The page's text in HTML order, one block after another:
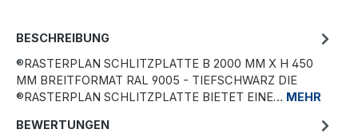
BESCHREIBUNG
®RASTERPLAN SCHLITZPLATTE B 2000 MM X H 450
MM BREITFORMAT RAL 9005 - TIEFSCHWARZ DIE
®RASTERPLAN SCHLITZPLATTE BIETET EINE… MEHR
BEWERTUNGEN